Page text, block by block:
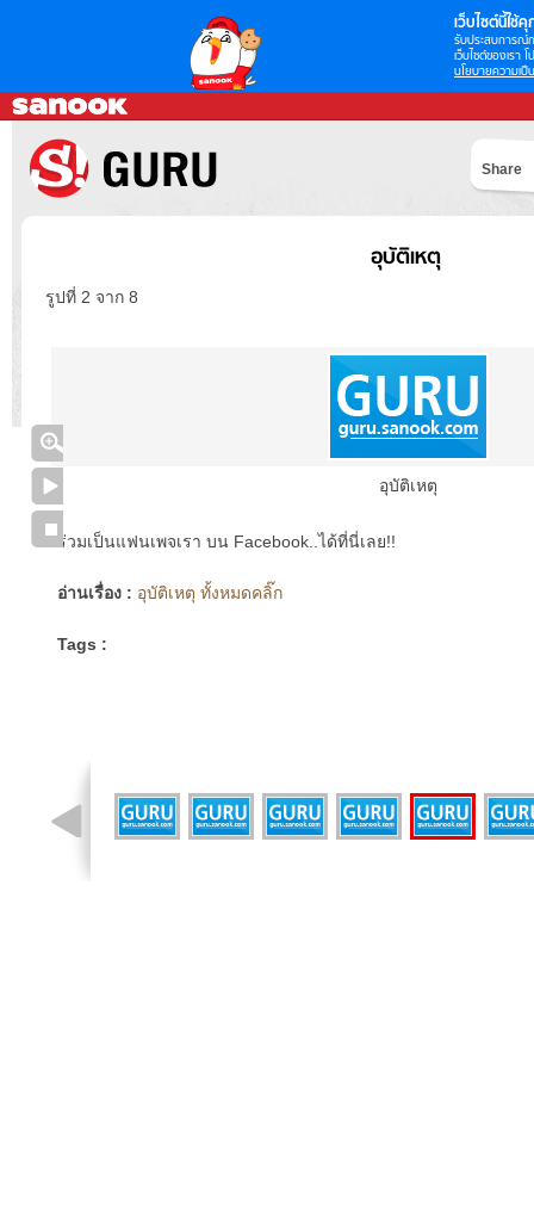
เว็บไซต์นี้ใช้คุ
รับประสบการณ์
เว็บไซต์ของเรา
นโยบายความเป็
Share
อุบัติเหตุ
รูปที่ 2 จาก 8
อุบัติเหตุ
ร่วมเป็นแฟนเพจเรา บน Facebook..ได้ที่นี่เลย!!
อ่านเรื่อง : อุบัติเหตุ ทั้งหมดคลิ๊ก
Tags :